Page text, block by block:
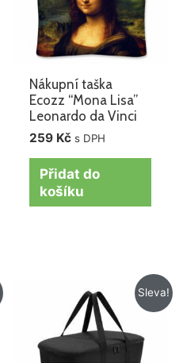
Nákupní taška
Ecozz “Mona Lisa”
Leonardo da Vinci
259 Kč s DPH
Přidat do
košíku
Sleva!
cena
byla:
895 Kč.
Aktuální
cena
je:
695 Kč.